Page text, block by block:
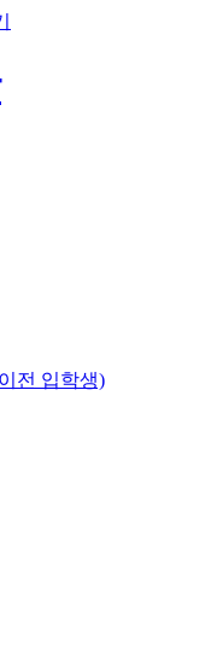
전 입학생)